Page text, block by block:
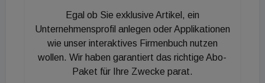
Kaskade bis zu 540 kW Leistung abdecken können.
Besonders in Verbindung mit Tiefensonden, stellt
eine solche Lösung für Großprojekte einen
gangbaren Weg dar. Ganz am anderen Ende
hingegen ist der sogenannte Aqua Booster
Egal ob Sie exklusive Artikel, ein
Unternehmensprofil anlegen oder Applikationen
wie unser interaktives Firmenbuch nutzen
wollen. Wir haben garantiert das richtige Abo-
Paket für Ihre Zwecke parat.